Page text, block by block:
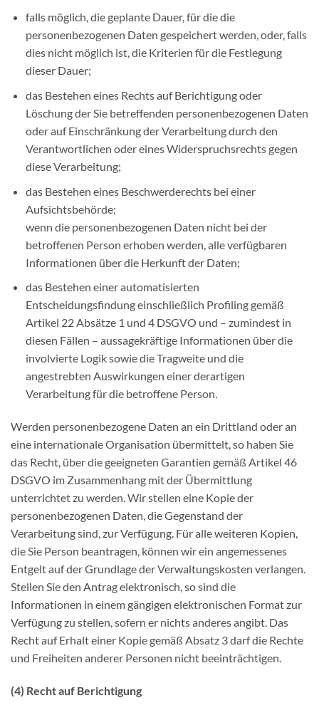
falls möglich, die geplante Dauer, für die die
personenbezogenen Daten gespeichert werden, oder, falls
dies nicht möglich ist, die Kriterien für die Festlegung
dieser Dauer;
das Bestehen eines Rechts auf Berichtigung oder
Löschung der Sie betreffenden personenbezogenen Daten
oder auf Einschränkung der Verarbeitung durch den
Verantwortlichen oder eines Widerspruchsrechts gegen
diese Verarbeitung;
das Bestehen eines Beschwerderechts bei einer
Aufsichtsbehörde;
wenn die personenbezogenen Daten nicht bei der
betroffenen Person erhoben werden, alle verfügbaren
Informationen über die Herkunft der Daten;
das Bestehen einer automatisierten
Entscheidungsfindung einschließlich Profiling gemäß
Artikel 22 Absätze 1 und 4 DSGVO und – zumindest in
diesen Fällen – aussagekräftige Informationen über die
involvierte Logik sowie die Tragweite und die
angestrebten Auswirkungen einer derartigen
Verarbeitung für die betroffene Person.
Werden personenbezogene Daten an ein Drittland oder an
eine internationale Organisation übermittelt, so haben Sie
das Recht, über die geeigneten Garantien gemäß Artikel 46
DSGVO im Zusammenhang mit der Übermittlung
unterrichtet zu werden. Wir stellen eine Kopie der
personenbezogenen Daten, die Gegenstand der
Verarbeitung sind, zur Verfügung. Für alle weiteren Kopien,
die Sie Person beantragen, können wir ein angemessenes
Entgelt auf der Grundlage der Verwaltungskosten verlangen.
Stellen Sie den Antrag elektronisch, so sind die
Informationen in einem gängigen elektronischen Format zur
Verfügung zu stellen, sofern er nichts anderes angibt. Das
Recht auf Erhalt einer Kopie gemäß Absatz 3 darf die Rechte
und Freiheiten anderer Personen nicht beeinträchtigen.
(4) Recht auf Berichtigung